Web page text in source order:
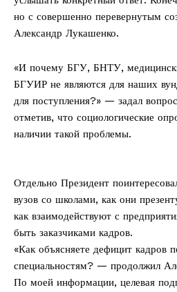
но с совершенно перевернутым
Александр Лукашенко.
«И почему БГУ, БНТУ,
БГУИР не являются для наших
для поступления?» — задал вопрос
отметив, что социологические
наличии такой проблемы.
Отдельно Президент
вузов со школами, как они
как взаимодействуют с
быть заказчиками кадров.
«Как объясняете дефицит кадров
специальностям? — продолжил
По моей информации, целевая